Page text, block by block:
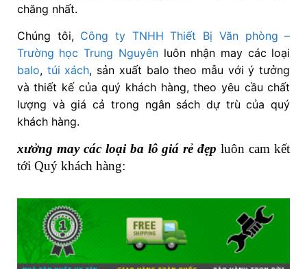
chăng nhất.
Chúng tôi, Công ty TNHH Thiết Bị Văn phòng –
Trường học Trung Nguyênluôn nhận may các loại
balo, túi xách, sản xuất balo theo mẫu với ý tưởng
và thiết kế của quý khách hàng, theo yêu cầu chất
lượng và giá cả trong ngân sách dự trù của quý
khách hàng.
xưởng may các loại ba lô giá rẻ đẹp luôn cam kết
tới Quý khách hàng: